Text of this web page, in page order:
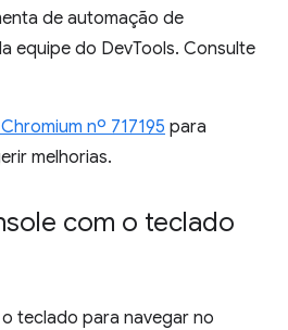
de automação de
equipe do DevTools. Consulte
nº 717195 para
melhorias.
com o teclado
teclado para navegar no